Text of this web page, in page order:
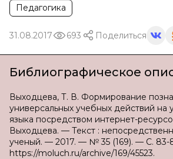
Педагогика
31.08.2017 693 Поделиться
Библиографическое
Выходцева, Т. В. Формирование
универсальных учебных действий на
языка посредством интернет-
Выходцева. — Текст :
ученый. — 2017. — № 35 (169). — С. 83-
https://moluch.ru/archive/169/45523.